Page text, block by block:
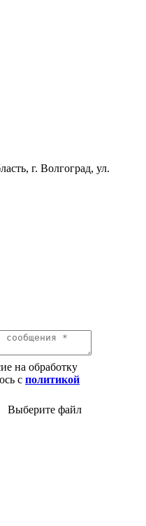
г. Волгоград, ул.
на обработку
с политикой
Выберите файл